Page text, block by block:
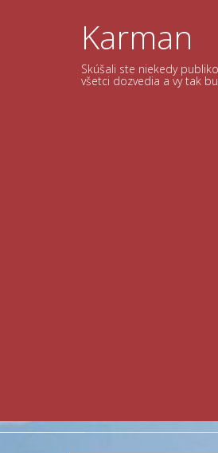
Karman
Skúšali ste niekedy
všetci dozvedia a vy tak